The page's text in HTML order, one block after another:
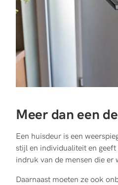
Meer dan een
Een huisdeur is een
stijl en individualiteit en geeft
indruk van de mensen die er
Daarnaast moeten ze ook